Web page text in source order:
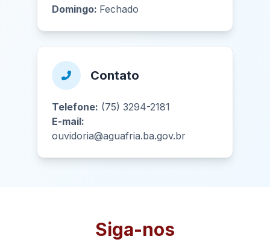
Domingo: Fechado
Contato
Telefone: (75) 3294-2181
E-mail:
ouvidoria@aguafria.ba.gov.br
Siga-nos